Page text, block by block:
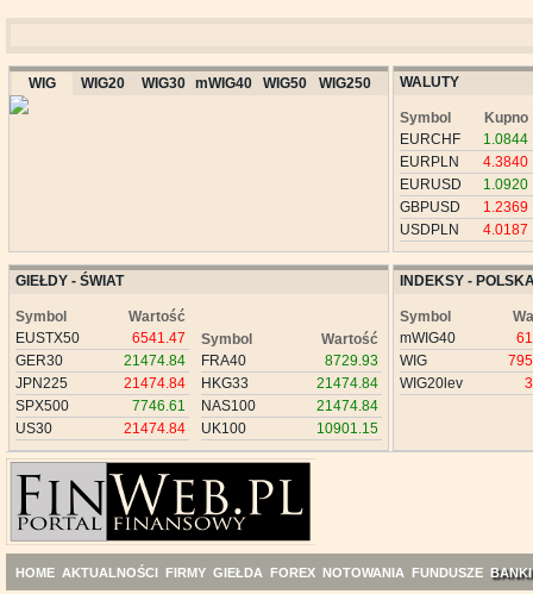
WIG WIG20 WIG30 mWIG40 WIG50 WIG250 WALUTY
Symbol
Kupno
EURCHF
1.0844
EURPLN
4.3840
EURUSD
1.0920
GBPUSD
1.2369
USDPLN
4.0187
GIEŁDY - ŚWIAT
Symbol
Wartość
EUSTX50
6541.47
GER30
21474.84
JPN225
21474.84
SPX500
7746.61
US30
21474.84
Symbol
Wartość
FRA40
8729.93
HKG33
21474.84
NAS100
21474.84
UK100
10901.15
INDEKSY -
Symbol
mWIG40
WIG
WIG20lev
HOME AKTUALNOŚCI FIRMY GIEŁDA FOREX NOTOWANIA FUNDUSZE BANKI